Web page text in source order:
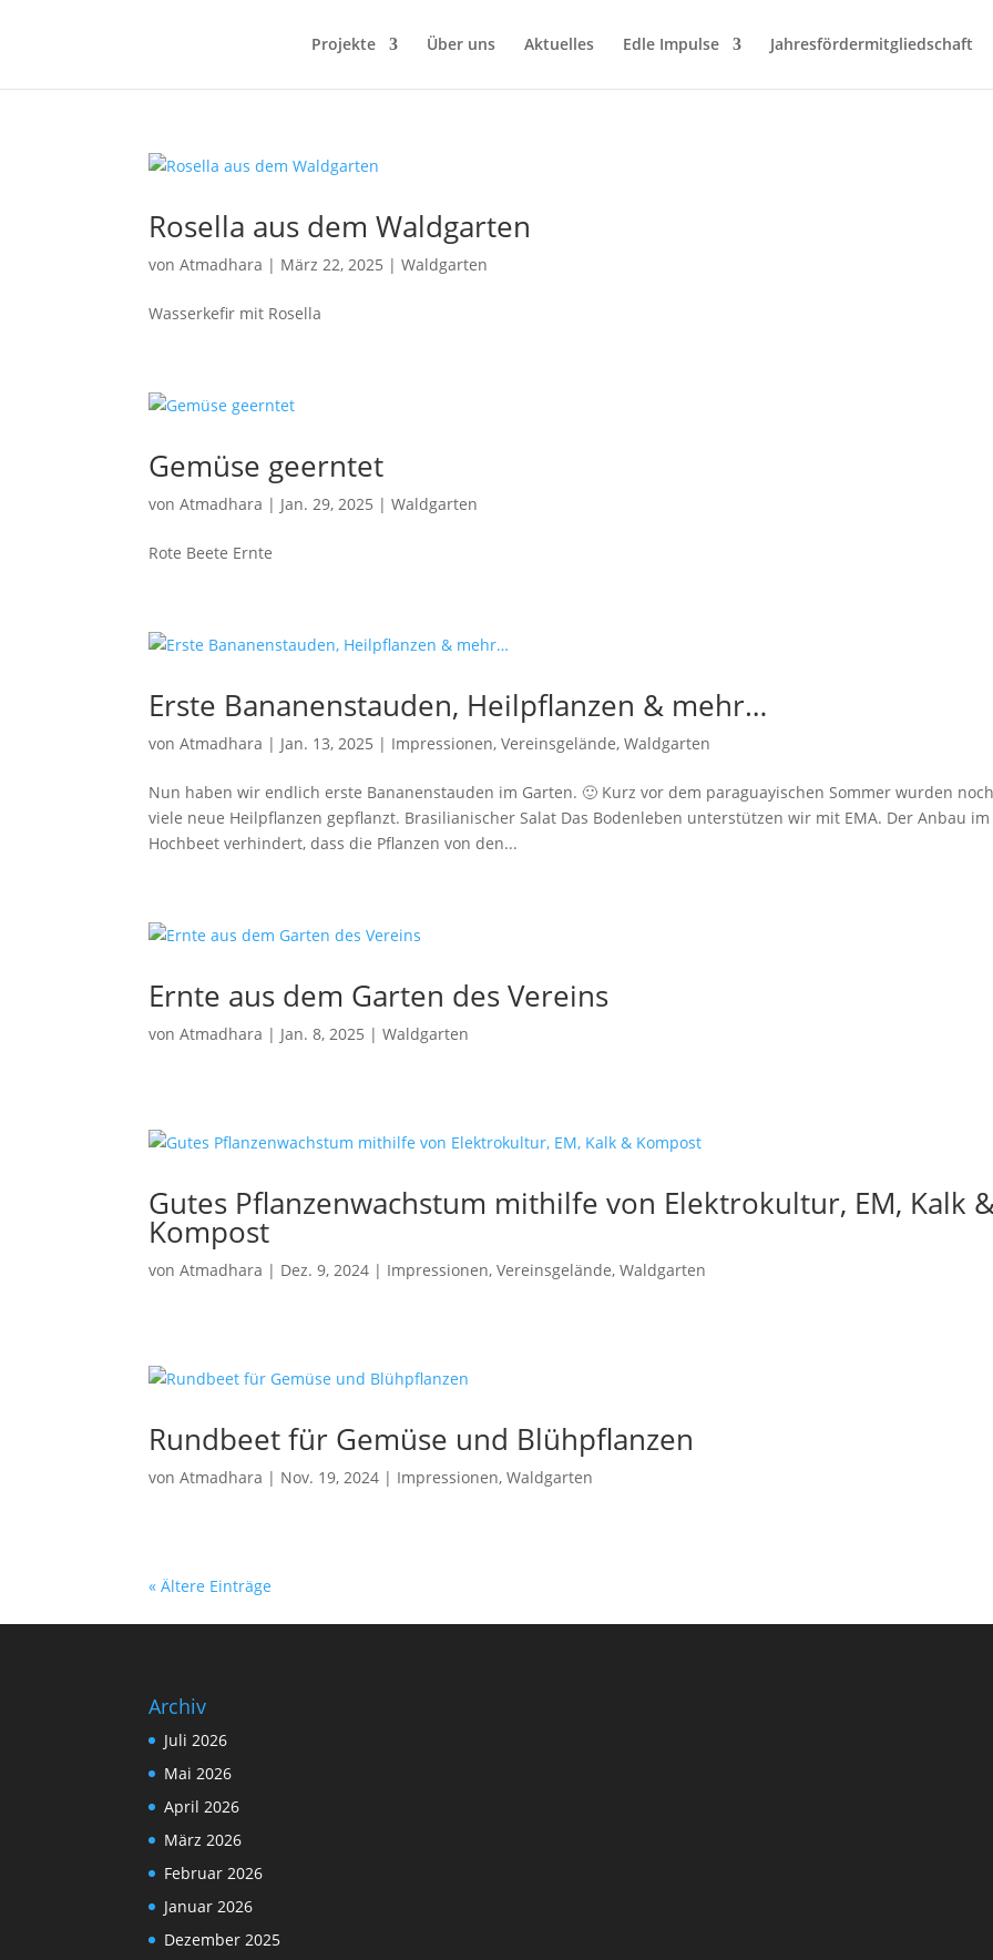
Projekte Über uns Aktuelles Edle Impulse Jahresfördermitgliedschaft
Rosella aus dem Waldgarten
vonAtmadhara | März 22, 2025 |Waldgarten
Wasserkefir mit Rosella
Gemüse geerntet
vonAtmadhara | Jan. 29, 2025 |Waldgarten
Rote Beete Ernte
Erste Bananenstauden, Heilpflanzen & mehr…
vonAtmadhara | Jan. 13, 2025 | Impressionen,Vereinsgelände,Waldgarten
Nun haben wir endlich erste Bananenstauden im Garten. 🙂 Kurz vor dem paraguayischen Sommer wurden
viele neue Heilpflanzen gepflanzt. Brasilianischer Salat Das Bodenleben unterstützen wir mit EMA. Der Anbau im
Hochbeet verhindert, dass die Pflanzen von den...
Ernte aus dem Garten des Vereins
vonAtmadhara | Jan. 8, 2025 |Waldgarten
Gutes Pflanzenwachstum mithilfe von Elektrokultur, EM, Kalk
Kompost
vonAtmadhara | Dez. 9, 2024 | Impressionen,Vereinsgelände,Waldgarten
Rundbeet für Gemüse und Blühpflanzen
vonAtmadhara | Nov. 19, 2024 | Impressionen,Waldgarten
« Ältere Einträge
Archiv
Juli 2026
Mai 2026
April 2026
März 2026
Februar 2026
Januar 2026
Dezember 2025